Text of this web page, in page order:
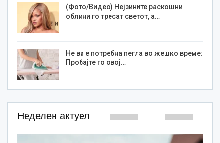
(Фото/Видео) Нејзините раскошни
облини го тресат светот, а…
Не ви е потребна пегла во жешко време:
Пробајте го овој…
Неделен актуел